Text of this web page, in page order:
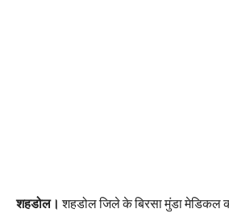
शहडोल।शहडोल जिले के बिरसा मुंडा मेडिकल